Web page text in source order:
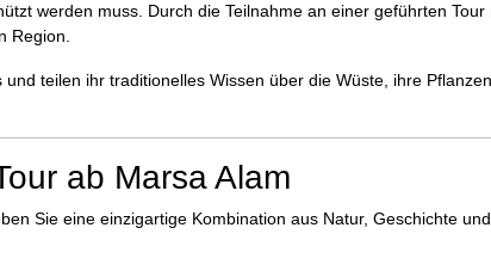
werden muss. Durch die Teilnahme an einer geführten Tour
Region.
teilen ihr traditionelles Wissen über die Wüste, ihre
ab Marsa Alam
Sie eine einzigartige Kombination aus Natur, Geschichte und